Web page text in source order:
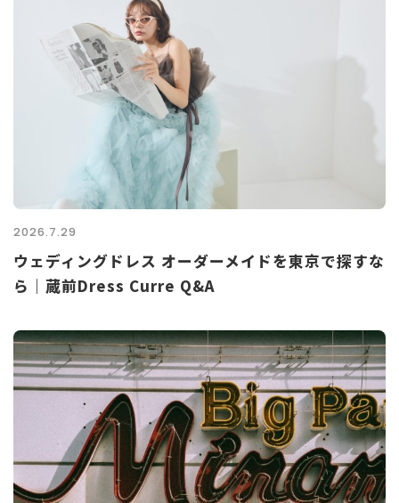
2026.7.29
ウェディングドレス オーダーメイドを東京で探すな
ら｜蔵前Dress Curre Q&A